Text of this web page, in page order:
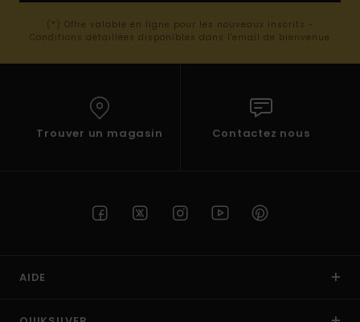
(*) Offre valable en ligne pour les nouveaux inscrits -
Conditions détaillées disponibles dans l'email de bienvenue
Trouver un magasin Contactez nous
AIDE